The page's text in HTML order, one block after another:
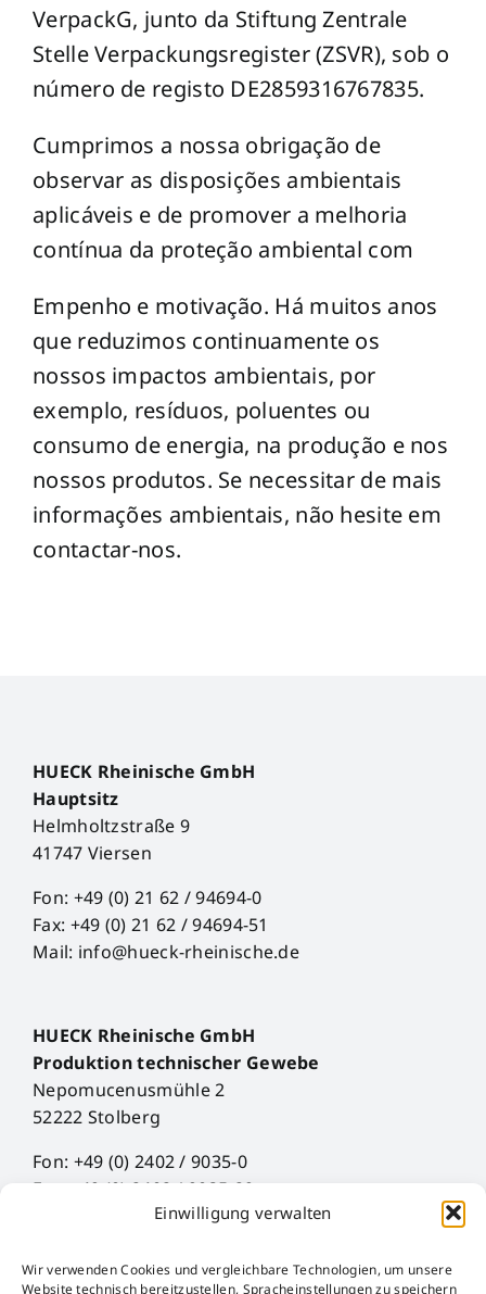
Einwilligung verwalten
Wir verwenden Cookies und vergleichbare Technologien, um unsere
Website technisch bereitzustellen, Spracheinstellungen zu speichern
VerpackG, junto da Stiftung Zentrale
Stelle Verpackungsregister (ZSVR), sob o
número de registo DE2859316767835.
Cumprimos a nossa obrigação de
observar as disposições ambientais
aplicáveis e de promover a melhoria
contínua da proteção ambiental com
Empenho e motivação. Há muitos anos
que reduzimos continuamente os
nossos impactos ambientais, por
exemplo, resíduos, poluentes ou
consumo de energia, na produção e nos
nossos produtos. Se necessitar de mais
informações ambientais, não hesite em
contactar-nos.
HUECK Rheinische GmbH
Hauptsitz
Helmholtzstraße 9
41747 Viersen
Fon: +49 (0) 21 62 / 94694-0
Fax: +49 (0) 21 62 / 94694-51
Mail: info@hueck-rheinische.de
HUECK Rheinische GmbH
Produktion technischer Gewebe
Nepomucenusmühle 2
52222 Stolberg
Fon: +49 (0) 2402 / 9035-0
Fax: +49 (0) 2402 / 9035-29
Mail: info@hueck-rheinische.de
Impress